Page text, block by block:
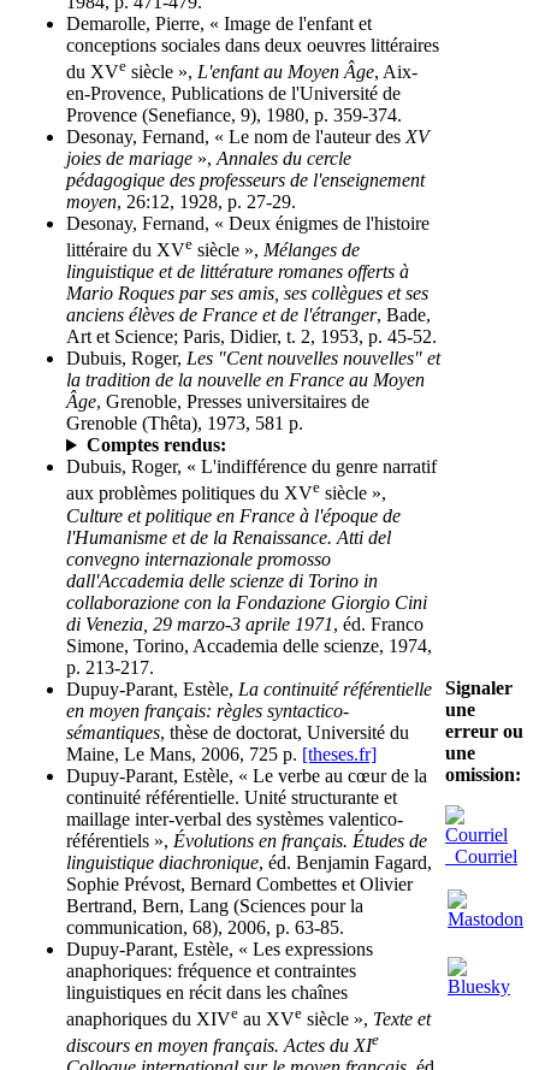
Demarolle, Pierre, « Image de l'enfant et
conceptions sociales dans deux oeuvres littéraires
du XVe siècle », L'enfant au Moyen Âge, Aix-
en-Provence, Publications de l'Université de
Provence (Senefiance, 9), 1980, p. 359-374.
Desonay, Fernand, « Le nom de l'auteur des XV
joies de mariage », Annales du cercle
pédagogique des professeurs de l'enseignement
moyen, 26:12, 1928, p. 27-29.
Desonay, Fernand, « Deux énigmes de l'histoire
littéraire du XVe siècle », Mélanges de
linguistique et de littérature romanes offerts à
Mario Roques par ses amis, ses collègues et ses
anciens élèves de France et de l'étranger, Bade,
Art et Science; Paris, Didier, t. 2, 1953, p. 45-52.
Dubuis, Roger, Les "Cent nouvelles nouvelles" et
la tradition de la nouvelle en France au Moyen
Âge, Grenoble, Presses universitaires de
Grenoble (Thêta), 1973, 581 p.
Comptes rendus:
Dubuis, Roger, « L'indifférence du genre narratif
aux problèmes politiques du XVe siècle »,
Culture et politique en France à l'époque de
l'Humanisme et de la Renaissance. Atti del
convegno internazionale promosso
dall'Accademia delle scienze di Torino in
collaborazione con la Fondazione Giorgio Cini
di Venezia, 29 marzo-3 aprile 1971, éd. Franco
Simone, Torino, Accademia delle scienze, 1974,
p. 213-217.
Dupuy-Parant, Estèle, La continuité référentielle
en moyen français: règles syntactico-
sémantiques, thèse de doctorat, Université du
Maine, Le Mans, 2006, 725 p. [theses.fr]
Dupuy-Parant, Estèle, « Le verbe au cœur de la
continuité référentielle. Unité structurante et
maillage inter-verbal des systèmes valentico-
référentiels », Évolutions en français. Études de
linguistique diachronique, éd. Benjamin Fagard,
Sophie Prévost, Bernard Combettes et Olivier
Bertrand, Bern, Lang (Sciences pour la
communication, 68), 2006, p. 63-85.
Dupuy-Parant, Estèle, « Les expressions
anaphoriques: fréquence et contraintes
linguistiques en récit dans les chaînes
anaphoriques du XIVe au XVe siècle », Texte et
discours en moyen français. Actes du XIe
Signaler
une
erreur ou
une
omission:
Courriel